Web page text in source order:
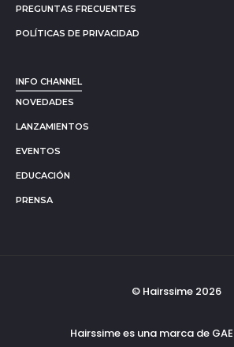
PREGUNTAS FRECUENTES
POLÍTICAS DE PRIVACIDAD
INFO CHANNEL
NOVEDADES
LANZAMIENTOS
EVENTOS
EDUCACIÓN
PRENSA
© Hairssime 2026
Hairssime es una marca de